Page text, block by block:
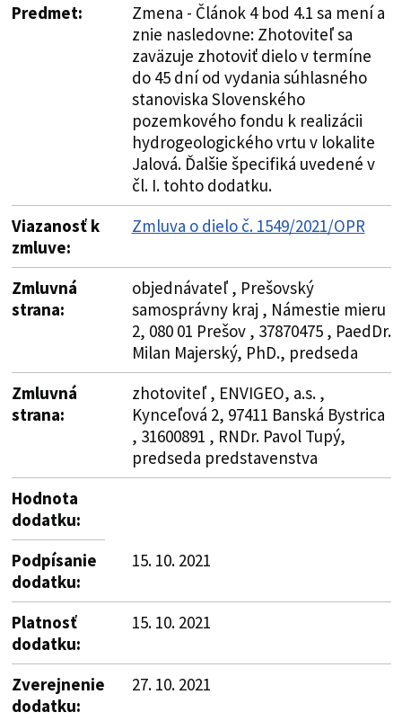
Predmet:
Zmena - Článok 4 bod 4.1 sa mení a
znie nasledovne: Zhotoviteľ sa
zaväzuje zhotoviť dielo v termíne
do 45 dní od vydania súhlasného
stanoviska Slovenského
pozemkového fondu k realizácii
hydrogeologického vrtu v lokalite
Jalová. Ďalšie špecifiká uvedené v
čl. I. tohto dodatku.
Viazanosť k
zmluve:
Zmluva o dielo č. 1549/2021/OPR
Zmluvná
strana:
objednávateľ , Prešovský
samosprávny kraj , Námestie mieru
2, 080 01 Prešov , 37870475 , PaedDr.
Milan Majerský, PhD., predseda
Zmluvná
strana:
zhotoviteľ , ENVIGEO, a.s. ,
Kynceľová 2, 97411 Banská Bystrica
, 31600891 , RNDr. Pavol Tupý,
predseda predstavenstva
Hodnota
dodatku:
Podpísanie
dodatku:
15. 10. 2021
Platnosť
dodatku:
15. 10. 2021
Zverejnenie
dodatku:
27. 10. 2021